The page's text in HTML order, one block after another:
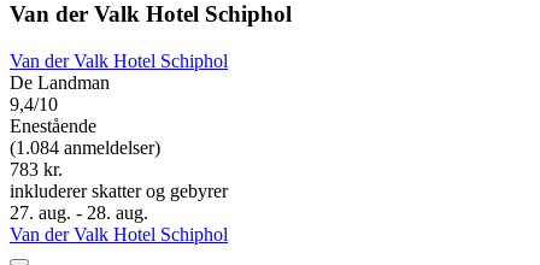
Van der Valk Hotel Schiphol
Van der Valk Hotel Schiphol
De Landman
9,4/10
Enestående
(1.084 anmeldelser)
783 kr.
inkluderer skatter og gebyrer
27. aug. - 28. aug.
Van der Valk Hotel Schiphol